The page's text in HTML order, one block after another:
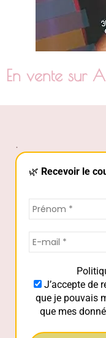
En vente sur
.
🌿 Recevoir le
J’accepte de
que je pouvais
que mes